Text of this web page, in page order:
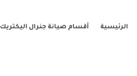
الرئيسية أقسام صيانة جنرال اليكتريك